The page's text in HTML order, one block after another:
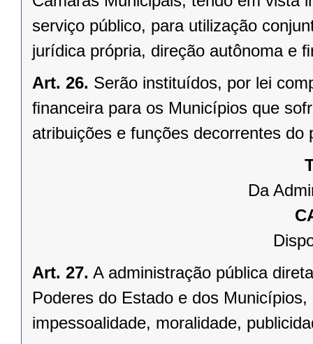
serviço público, para utilização
jurídica própria, direção autônoma e
Art. 26. Serão instituídos, por lei
ﬁnanceira para os Municípios que
atribuições e funções decorrentes do
Da
Art. 27. A administração pública
Poderes do Estado e dos
impessoalidade, moralidade,